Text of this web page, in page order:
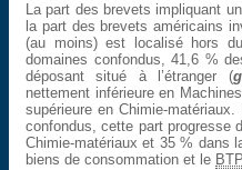
La part des brevets impliquant
la part des brevets américains
(au moins) est localisé hors
domaines confondus, 41,6 %
déposant situé à l’étranger (
nettement inférieure en
supérieure en Chimie-
confondus, cette part progresse
Chimie-matériaux et 35 % dans
biens de consommation et le BTP